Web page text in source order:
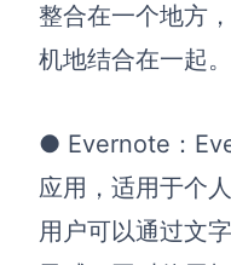
定价
整合在一个地方
机地结合在一起。
● Evernote：
应用，适用于个
用户可以通过文